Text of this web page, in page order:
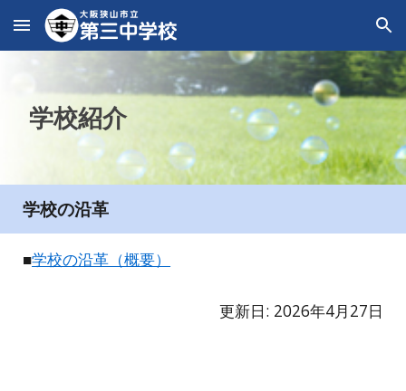
Skip to main content Skip to navigation
学校紹介
学校の沿革
■学校の沿革（概要）
更新日: 2026年4月27日